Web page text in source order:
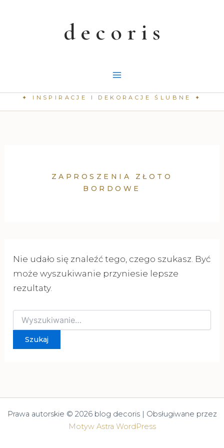
ZAPROSZENIA ZŁOTO
BORDOWE
Nie udało się znaleźć tego, czego szukasz. Być
może wyszukiwanie przyniesie lepsze
rezultaty.
Szukaj
dla:
Prawa autorskie © 2026 blog decoris | Obsługiwane przez
Motyw Astra WordPress